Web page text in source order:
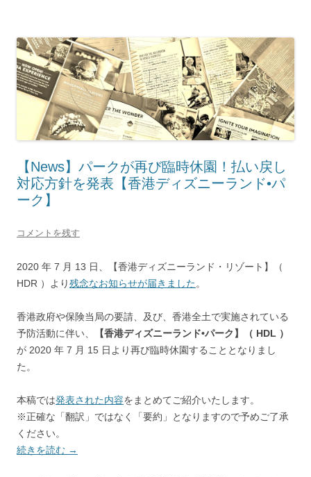
【News】パークが再び臨時休園！払い戻し
対応方針を発表【香港ディズニーランド•パ
ーク】
コメントを残す
2020 年 7 月 13 日、【香港ディズニーランド・リゾート】（
HDR ）より残念なお知らせが届きました。
香港政府や保険当局の要請、及び、香港全土で実施されている
予防活動に伴い、
【香港ディズニーランド•パーク】（ HDL ）
が 2020 年 7 月 15 日より再び臨時休園することとなりまし
た。
本稿では発表された内容をまとめてご紹介いたします。
※正確な「翻訳」ではなく「要約」となりますので予めご了承
ください。
続きを読む →